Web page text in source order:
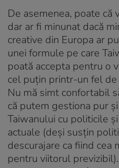
De asemenea, poate că
dar ar fi minunat dacă
creative din Europa ar
unei formule pe care
poată accepta pentru o
cel puțin printr-un fel
Nu mă simt confortabil
că putem gestiona pur
Taiwanului cu politicile
actuale (deși susțin
descurajare ca fiind cea
pentru viitorul